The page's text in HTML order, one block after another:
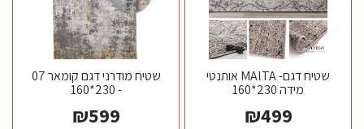
שטיח דגם- MAlTA אותנטי
מידה 230*160
₪499
שטיח מודרני דגם קומאר 07
- 230*160
₪599